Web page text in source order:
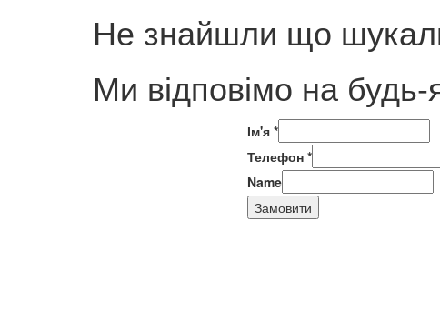
Не знайшли що
Ми відповімо на будь-
Ім'я *
Телефон *
Name
Замовити